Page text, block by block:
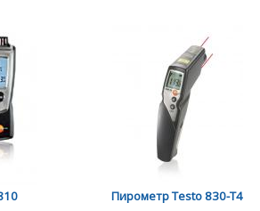
Пирометр Testo 830-T4